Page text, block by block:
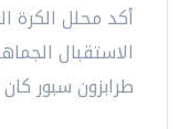
أكد محلل الكرة
الاستقبال
طرابزون سبور